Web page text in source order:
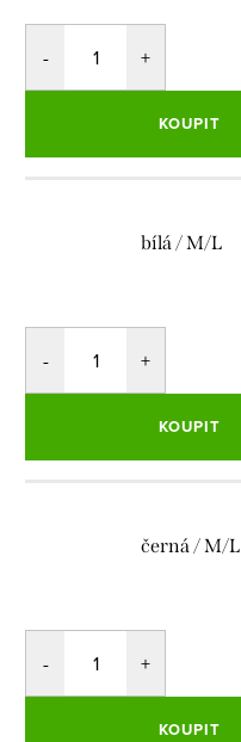
KOUPIT
bílá / M/L
KOUPIT
černá / M/L
KOUPIT